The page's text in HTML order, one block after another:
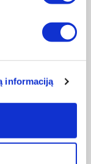
informaciją